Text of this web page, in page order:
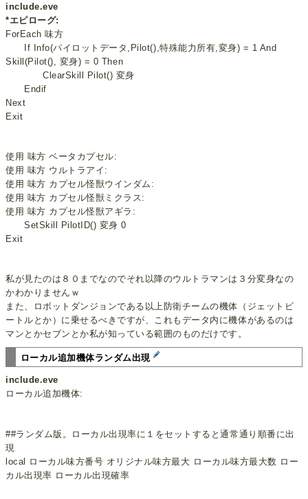
include.eve
*エピローグ:
ForEach 味方
If Info(パイロットデータ,Pilot(),特殊能力所有,変身) = 1 And
Skill(Pilot(), 変身) = 0 Then
ClearSkill Pilot() 変身
Endif
Next
Exit
使用 味方 ベータカプセル:
使用 味方 ウルトラアイ:
使用 味方 カプセル怪獣ウインダム:
使用 味方 カプセル怪獣ミクラス:
使用 味方 カプセル怪獣アギラ:
SetSkill PilotID() 変身 0
Exit
私が見たのは８０までなのでそれ以降のウルトラマンは３分変身なの
かわかりませんｗ
また、ロボットダンジョンである以上防衛チームの機体（ジェットビ
ートルとか）に乗せるべきですが、これもデータ内に機体があるのは
マンとかセブンとか私が知っている範囲のものだけです。
ローカル追加機体ランダム出現
include.eve
ローカル追加機体:
##ランダム版。ローカル出現率に１をセットすると通常通り順番に出
現
local ローカル味方番号 オリジナル味方最大 ローカル味方最大数 ロー
カル出現率 ローカル出現確率